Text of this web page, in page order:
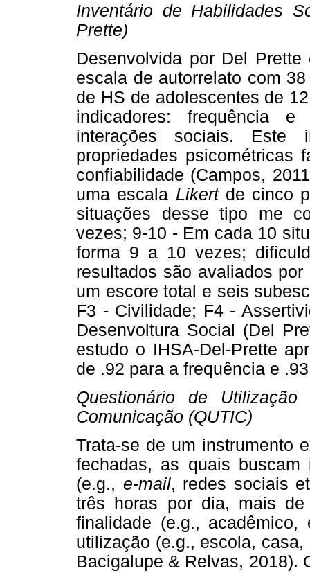
Inventário de Habilidades
Prette)
Desenvolvida por Del
escala de autorrelato com
de HS de adolescentes de
indicadores: frequência
interações sociais. Este
propriedades psicométricas
confiabilidade (Campos,
uma escala Likertde cinco
situações desse tipo me
vezes; 9-10 - Em cada 10
forma 9 a 10 vezes;
resultados são avaliados
um escore total e seis
F3 - Civilidade; F4 -
Desenvoltura Social (Del
estudo o IHSA-Del-Prette
de .92 para a frequência e
Questionário de
Comunicação (QUTIC)
Trata-se de um instrumento
fechadas, as quais
(e.g., e-mail, redes sociais
três horas por dia, mais
finalidade (e.g.,
utilização (e.g., escola,
Bacigalupe & Relvas, 2018).